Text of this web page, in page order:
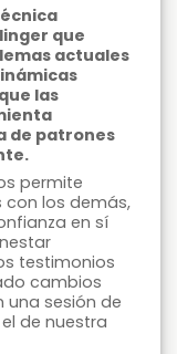
que
actuales
las
de patrones
permite
con los demás,
en sí
testimonios
cambios
una sesión de
de nuestra